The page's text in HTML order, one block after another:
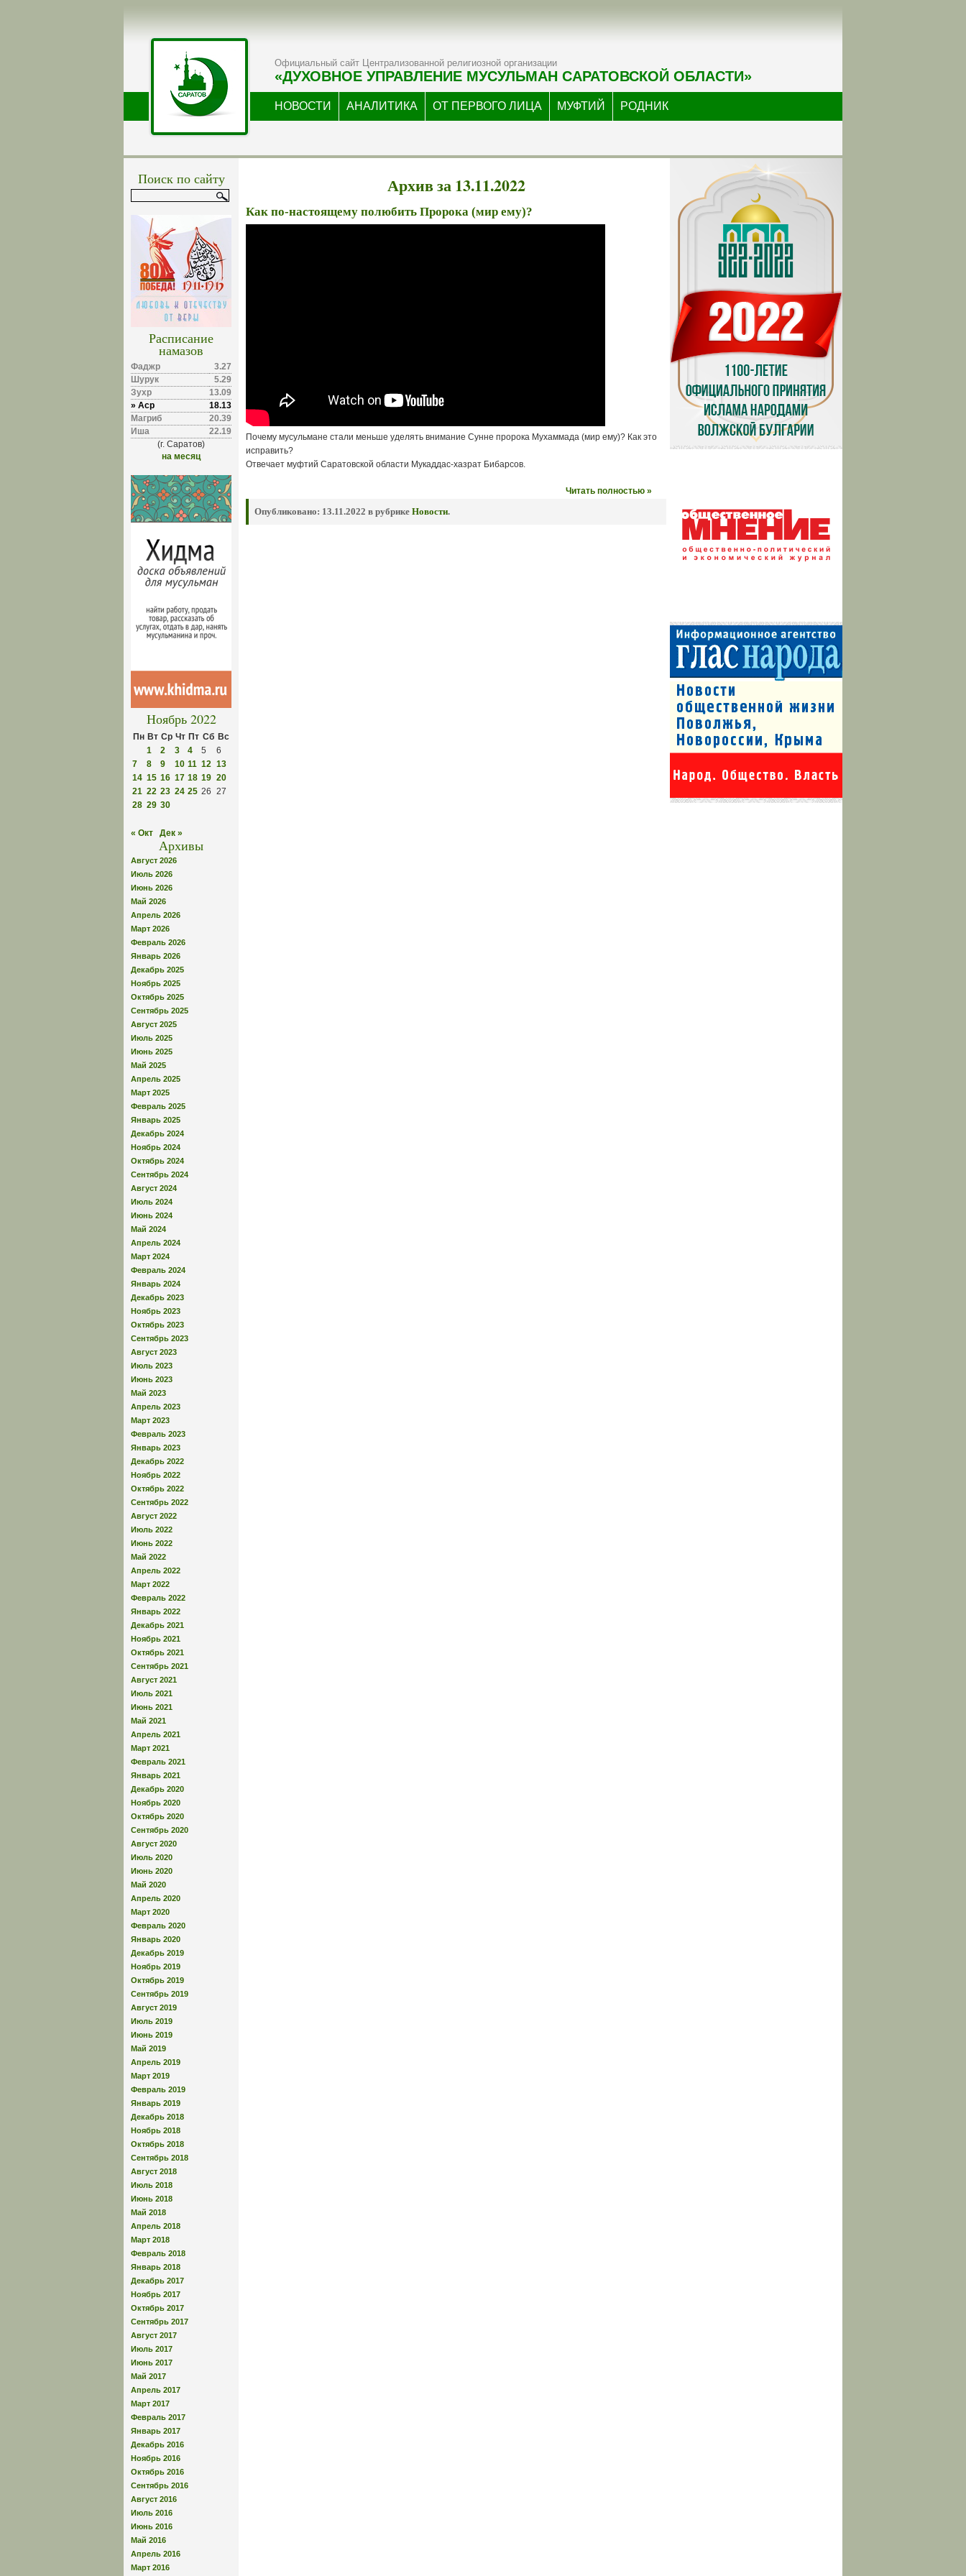
Официальный сайт Централизованной религиозной организации
«ДУХОВНОЕ УПРАВЛЕНИЕ МУСУЛЬМАН САРАТОВСКОЙ ОБЛАСТИ»
НОВОСТИ АНАЛИТИКА ОТ ПЕРВОГО ЛИЦА МУФТИЙ РОДНИК
Поиск по сайту
Расписание
намазов
Фаджр
3.27
Шурук
5.29
Зухр
13.09
» Аср
18.13
Магриб
20.39
Иша
22.19
(г. Саратов)
на месяц
Ноябрь 2022
Пн Вт Ср Чт Пт Сб Вс
1
2 3 4 5
6
7
8 9 10 11 12 13
14 15 16 17 18 19 20
21 22 23 24 25 26 27
28 29 30
« Окт Дек »
Архивы
Август 2026
Июль 2026
Июнь 2026
Май 2026
Апрель 2026
Март 2026
Февраль 2026
Январь 2026
Декабрь 2025
Ноябрь 2025
Октябрь 2025
Сентябрь 2025
Август 2025
Июль 2025
Июнь 2025
Май 2025
Апрель 2025
Март 2025
Февраль 2025
Январь 2025
Декабрь 2024
Ноябрь 2024
Октябрь 2024
Сентябрь 2024
Август 2024
Июль 2024
Июнь 2024
Май 2024
Апрель 2024
Март 2024
Февраль 2024
Январь 2024
Декабрь 2023
Ноябрь 2023
Октябрь 2023
Сентябрь 2023
Август 2023
Июль 2023
Июнь 2023
Май 2023
Апрель 2023
Март 2023
Февраль 2023
Январь 2023
Декабрь 2022
Ноябрь 2022
Октябрь 2022
Сентябрь 2022
Август 2022
Июль 2022
Июнь 2022
Май 2022
Апрель 2022
Март 2022
Февраль 2022
Январь 2022
Декабрь 2021
Ноябрь 2021
Октябрь 2021
Сентябрь 2021
Август 2021
Июль 2021
Июнь 2021
Май 2021
Апрель 2021
Март 2021
Февраль 2021
Январь 2021
Декабрь 2020
Ноябрь 2020
Октябрь 2020
Сентябрь 2020
Август 2020
Июль 2020
Июнь 2020
Май 2020
Апрель 2020
Март 2020
Февраль 2020
Январь 2020
Декабрь 2019
Ноябрь 2019
Октябрь 2019
Сентябрь 2019
Август 2019
Июль 2019
Июнь 2019
Май 2019
Апрель 2019
Март 2019
Февраль 2019
Январь 2019
Декабрь 2018
Ноябрь 2018
Октябрь 2018
Сентябрь 2018
Август 2018
Июль 2018
Июнь 2018
Май 2018
Апрель 2018
Март 2018
Февраль 2018
Январь 2018
Декабрь 2017
Ноябрь 2017
Октябрь 2017
Сентябрь 2017
Август 2017
Июль 2017
Июнь 2017
Май 2017
Апрель 2017
Март 2017
Февраль 2017
Январь 2017
Декабрь 2016
Ноябрь 2016
Октябрь 2016
Сентябрь 2016
Август 2016
Июль 2016
Июнь 2016
Май 2016
Апрель 2016
Март 2016
Архив за 13.11.2022
Как по-настоящему полюбить Пророка (мир ему)?
Почему мусульмане стали меньше уделять внимание Сунне пророка Мухаммада (мир ему)? Как это
исправить?
Отвечает муфтий Саратовской области Мукаддас-хазрат Бибарсов.
Читать полностью »
Опубликовано: 13.11.2022 в рубрике Новости.